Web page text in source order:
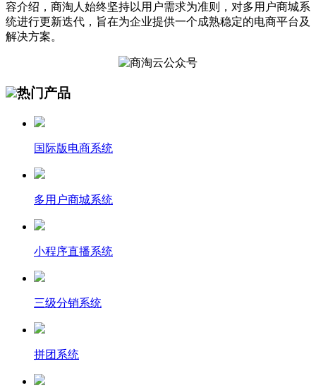
容介绍，商淘人始终坚持以用户需求为准则，对多用户商城系
统进行更新迭代，旨在为企业提供一个成熟稳定的电商平台及
解决方案。
热门产品
国际版电商系统
多用户商城系统
小程序直播系统
三级分销系统
拼团系统